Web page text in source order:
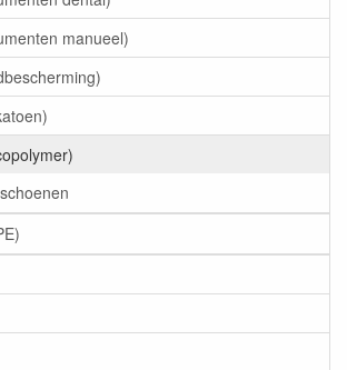
manueel)